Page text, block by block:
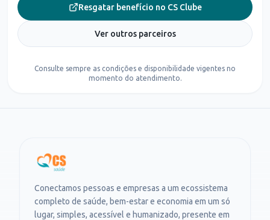
Resgatar benefício no CS Clube
Ver outros parceiros
Consulte sempre as condições e disponibilidade vigentes no
momento do atendimento.
Conectamos pessoas e empresas a um ecossistema
completo de saúde, bem-estar e economia em um só
lugar, simples, acessível e humanizado, presente em